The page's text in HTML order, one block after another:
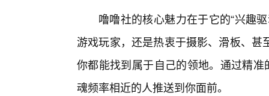
噜噜社的核心魅力在于它的“兴趣
游戏玩家，还是热衷于摄影、滑板、
你都能找到属于自己的领地。通过精
魂频率相近的人推送到你面前。